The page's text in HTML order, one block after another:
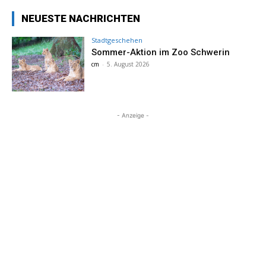
NEUESTE NACHRICHTEN
Stadtgeschehen
Sommer-Aktion im Zoo Schwerin
cm - 5. August 2026
- Anzeige -